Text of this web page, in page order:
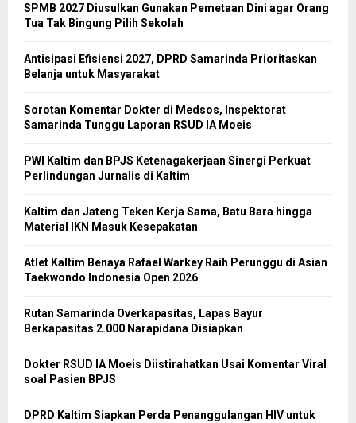
SPMB 2027 Diusulkan Gunakan Pemetaan Dini agar Orang
Tua Tak Bingung Pilih Sekolah
Antisipasi Efisiensi 2027, DPRD Samarinda Prioritaskan
Belanja untuk Masyarakat
Sorotan Komentar Dokter di Medsos, Inspektorat
Samarinda Tunggu Laporan RSUD IA Moeis
PWI Kaltim dan BPJS Ketenagakerjaan Sinergi Perkuat
Perlindungan Jurnalis di Kaltim
Kaltim dan Jateng Teken Kerja Sama, Batu Bara hingga
Material IKN Masuk Kesepakatan
Atlet Kaltim Benaya Rafael Warkey Raih Perunggu di Asian
Taekwondo Indonesia Open 2026
Rutan Samarinda Overkapasitas, Lapas Bayur
Berkapasitas 2.000 Narapidana Disiapkan
Dokter RSUD IA Moeis Diistirahatkan Usai Komentar Viral
soal Pasien BPJS
DPRD Kaltim Siapkan Perda Penanggulangan HIV untuk